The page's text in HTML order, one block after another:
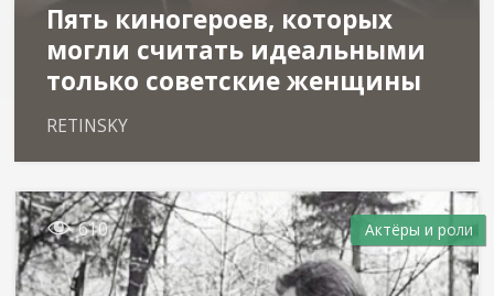
Пять киногероев, которых
могли считать идеальными
только советские женщины
RETINSKY
 610 Актёры и роли